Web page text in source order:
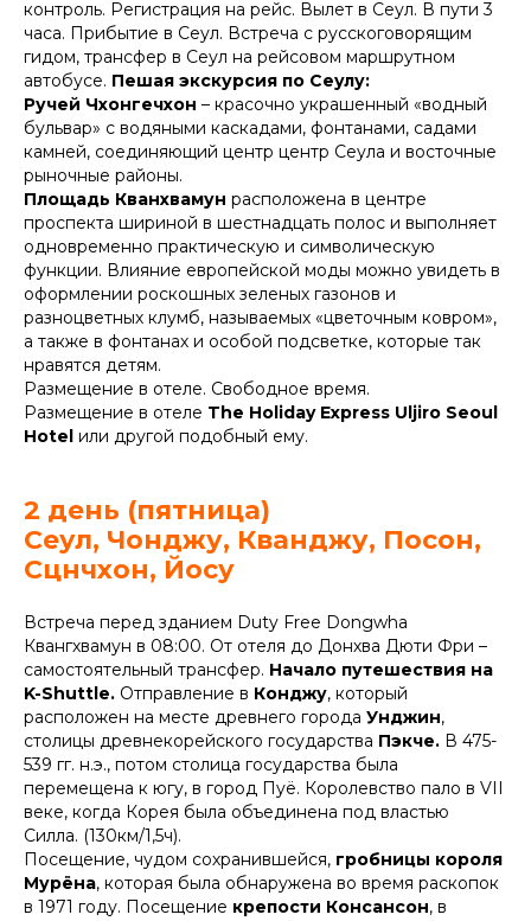
контроль. Регистрация на рейс. Вылет в Сеул. В пути 3
часа. Прибытие в Сеул. Встреча с русскоговорящим
гидом, трансфер в Сеул на рейсовом маршрутном
автобусе. Пешая экскурсия по Сеулу:
Ручей Чхонгечхон – красочно украшенный «водный
бульвар» с водяными каскадами, фонтанами, садами
камней, соединяющий центр центр Сеула и восточные
рыночные районы.
Площадь Кванхвамун расположена в центре
проспекта шириной в шестнадцать полос и выполняет
одновременно практическую и символическую
функции. Влияние европейской моды можно увидеть в
оформлении роскошных зеленых газонов и
разноцветных клумб, называемых «цветочным ковром»,
а также в фонтанах и особой подсветке, которые так
нравятся детям.
Размещение в отеле. Свободное время.
Размещение в отеле The Holiday Express Uljiro Seoul
Hotel или другой подобный ему.
2 день (пятница)
Сеул, Чонджу, Кванджу, Посон,
Сцнчхон, Йосу
Встреча перед зданием Duty Free Dongwha
Квангхвамун в 08:00. От отеля до Донхва Дюти Фри –
самостоятельный трансфер. Начало путешествия на
K-Shuttle. Отправление в Конджу, который
расположен на месте древнего города Унджин,
столицы древнекорейского государства Пэкче. В 475-
539 гг. н.э., потом столица государства была
перемещена к югу, в город Пуё. Королевство пало в VII
веке, когда Корея была объединена под властью
Силла. (130км/1,5ч).
Посещение, чудом сохранившейся, гробницы короля
Мурёна, которая была обнаружена во время раскопок
в 1971 году. Посещение крепости Консансон, в